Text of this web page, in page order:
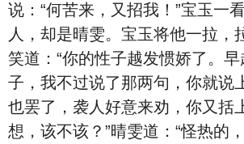
说：“何苦来，又招我！”宝玉一
人，却是晴雯。宝玉将他一拉，
笑道：“你的性子越发惯娇了。
子，我不过说了那两句，你就说
也罢了，袭人好意来劝，你又括
想，该不该？”晴雯道：“怪热的